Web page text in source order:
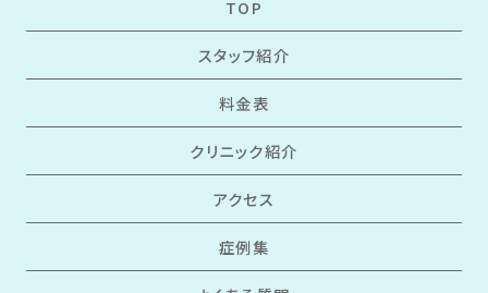
TOP
スタッフ紹介
料金表
クリニック紹介
アクセス
症例集